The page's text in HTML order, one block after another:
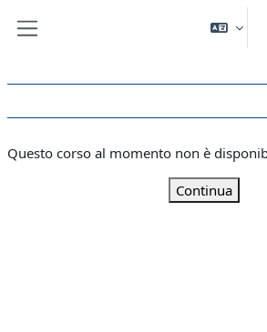
Questo corso al momento non è
Continua